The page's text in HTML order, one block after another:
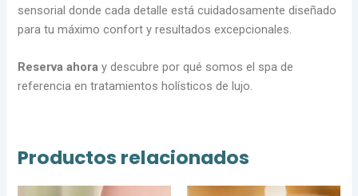
sensorial donde cada detalle está cuidadosamente diseñado
para tu máximo confort y resultados excepcionales.
Reserva ahora y descubre por qué somos el spa de
referencia en tratamientos holísticos de lujo.
Productos relacionados